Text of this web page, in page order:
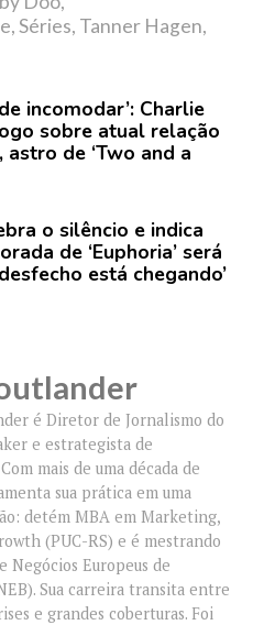
,Séries, Tanner Hagen,
incomodar’: Charlie
sobre atual relação
astro de ‘Two and a
o silêncio e indica
de ‘Euphoria’ será
está chegando’
é Diretor de Jornalismo do
e estrategista de
mais de uma década de
sua prática em uma
detém MBA em Marketing,
(PUC-RS) e é mestrando
Negócios Europeus de
Sua carreira transita entre
e grandes coberturas. Foi